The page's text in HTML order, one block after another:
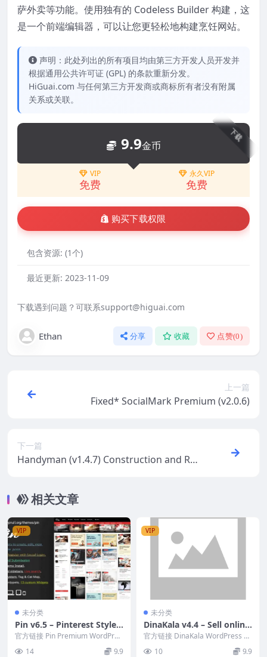
萨外卖等功能。使用独有的 Codeless Builder 构建，这
是一个前端编辑器，可以让您更轻松地构建烹饪网站。
声明：此处列出的所有项目均由第三方开发人员开发并
根据通用公共许可证 (GPL) 的条款重新分发。
HiGuai.com 与任何第三方开发商或商标所有者没有附属
关系或关联。
下载
9.9金币
VIP
免费
永久VIP
免费
购买下载权限
包含资源: (1个)
最近更新: 2023-11-09
下载遇到问题？可联系support@higuai.com
Ethan 分享 收藏 点赞(0)
上一篇
Fixed* SocialMark Premium (v2.0.6)
下一篇
Handyman (v1.4.7) Construction and Rep
相关文章
VIP
未分类
Pin v6.5 – Pinterest Style
Personal Masonry Blog Fr
官方链接 Pin Premium WordPres
s 主题是一款适合博主的时尚且...
14 9.9
VIP
未分类
DinaKala v4.4 – Sell online
in the simplest way possi
官方链接 DinaKala WordPress 主
题。以最简单的方式在线销售！
10 9.9